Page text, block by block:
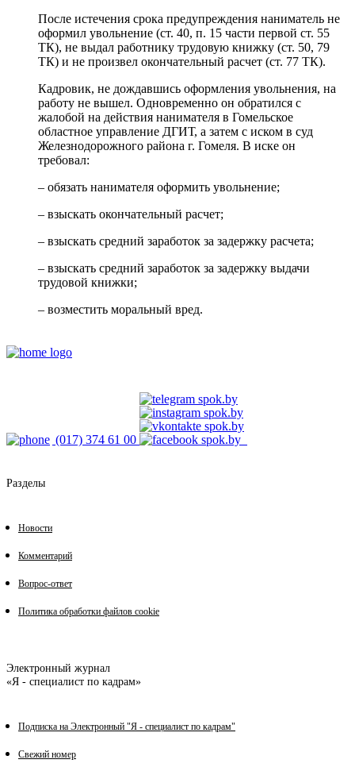
После истечения срока предупреждения наниматель не
оформил увольнение (ст. 40, п. 15 части первой ст. 55
ТК), не выдал работнику трудовую книжку (ст. 50, 79
ТК) и не произвел окончательный расчет (ст. 77 ТК).
Кадровик, не дождавшись оформления увольнения, на
работу не вышел. Одновременно он обратился с
жалобой на действия нанимателя в Гомельское
областное управление ДГИТ, а затем с иском в суд
Железнодорожного района г. Гомеля. В иске он
требовал:
– обязать нанимателя оформить увольнение;
– взыскать окончательный расчет;
– взыскать средний заработок за задержку расчета;
– взыскать средний заработок за задержку выдачи
трудовой книжки;
– возместить моральный вред.
(017) 374 61 00
Разделы
Новости
Комментарий
Вопрос-ответ
Политика обработки файлов cookie
Электронный журнал
«Я - специалист по кадрам»
Подписка на Электронный "Я - специалист по кадрам"
Свежий номер